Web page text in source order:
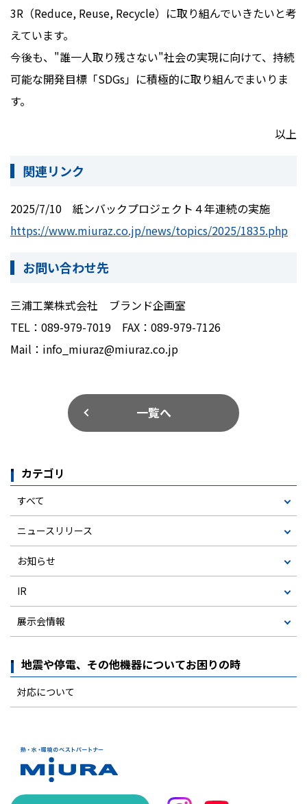
3R （Reduce, Reuse, Recycle）に取り組んでいきたいと考
えています。
今後も、 "誰一人取り残さない"社会の実現に向けて、持続
可能な開発目標「SDGs」に積極的に取り組んでまいりま
す。
以上
関連リンク
2025/7/10 紙ンバックプロジェクト４年連続の実施
https://www.miuraz.co.jp/news/topics/2025/1835.php
お問い合わせ先
三浦工業株式会社 ブランド企画室
TEL：089-979-7019 FAX：089-979-7126
Mail：info_miuraz@miuraz.co.jp
一覧へ
カテゴリ
すべて
ニュースリリース
お知らせ
IR
展示会情報
地震や停電、その他機器についてお困りの時
対応について